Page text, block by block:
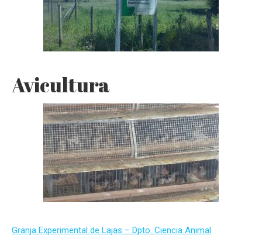
Avicultura
Granja Experimental de Lajas – Dpto. Ciencia Animal